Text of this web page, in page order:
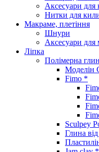
Аксесуари для
Нитки для
Макраме, плетіння
Шнури
Аксесуари для
Ліпка
Полімерна
Моделін
Fimo *
Sculpey
Глина